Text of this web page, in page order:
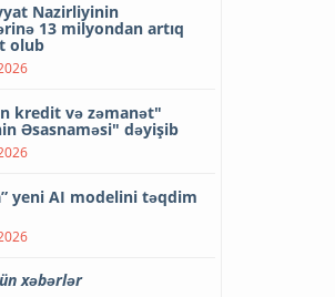
Nazirliyinin
13 milyondan artıq
olub
kredit və zəmanət"
Əsasnaməsi" dəyişib
yeni AI modelini təqdim
xəbərlər